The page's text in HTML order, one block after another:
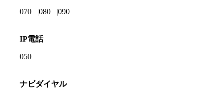
070 080 090
IP電話
050
ナビダイヤル